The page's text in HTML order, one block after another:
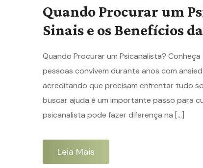
Quando Procurar um
Sinais e os Benefícios
Quando Procurar um Psicanalista?
pessoas convivem durante anos com
acreditando que precisam enfrentar tudo
buscar ajuda é um importante passo para
psicanalista pode fazer diferença na […]
Leia Mais